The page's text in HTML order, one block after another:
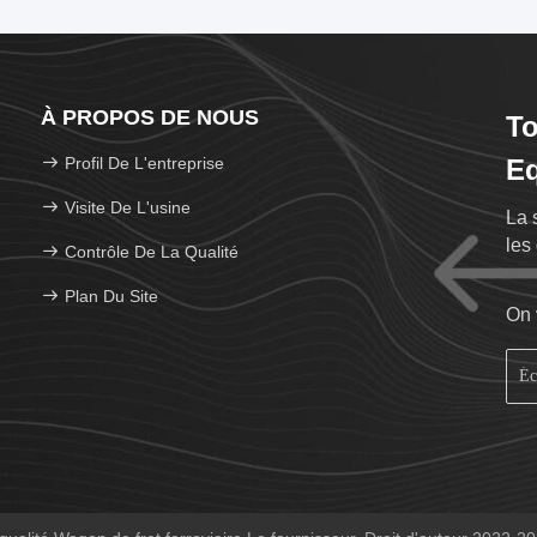
À PROPOS DE NOUS
Profil De L'entreprise
Visite De L'usine
Contrôle De La Qualité
Plan Du Site
La
On